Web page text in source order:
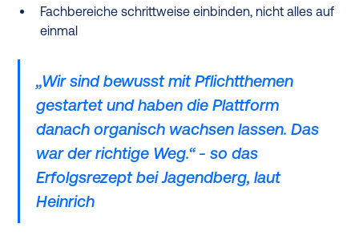
Fachbereiche schrittweise einbinden, nicht alles auf
einmal
„Wir sind bewusst mit Pflichtthemen
gestartet und haben die Plattform
danach organisch wachsen lassen. Das
war der richtige Weg.“ - so das
Erfolgsrezept bei Jagendberg, laut
Heinrich